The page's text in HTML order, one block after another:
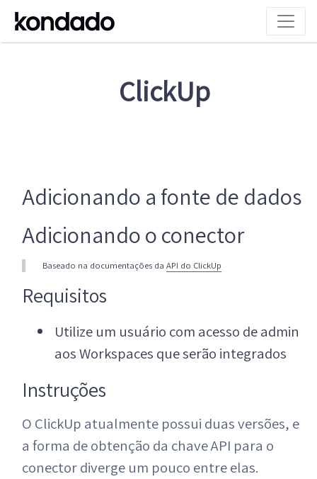
ClickUp
Adicionando a fonte de dados
Adicionando o conector
Baseado na documentações da API do ClickUp
Requisitos
Utilize um usuário com acesso de admin
aos Workspaces que serão integrados
Instruções
O ClickUp atualmente possui duas versões, e
a forma de obtenção da chave API para o
conector diverge um pouco entre elas.